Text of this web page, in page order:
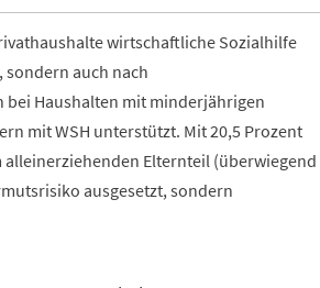
wirtschaftliche Sozialhilfe
sondern auch nach
bei Haushalten mit minderjährigen
mit WSH unterstützt. Mit 20,5 Prozent
Elternteil (überwiegend
ausgesetzt, sondern